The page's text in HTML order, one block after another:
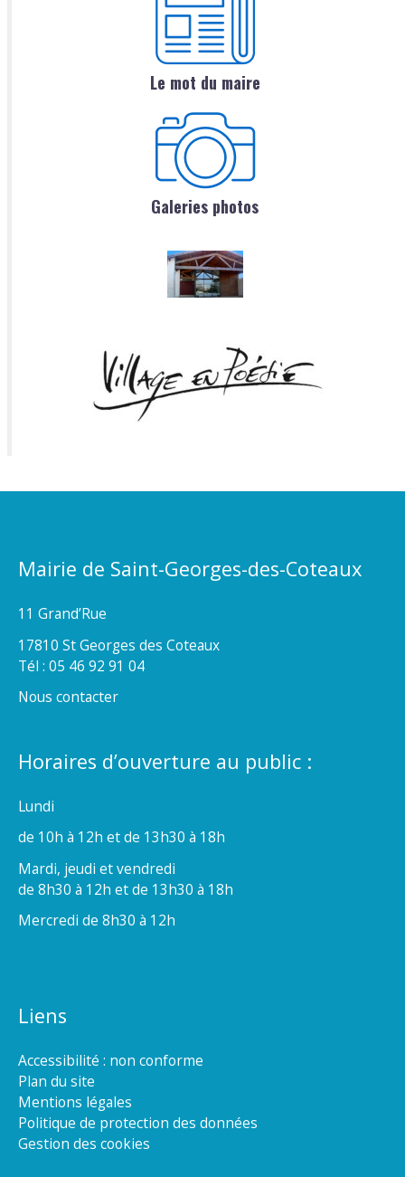
Le mot du maire
Galeries photos
Mairie de Saint-Georges-des-Coteaux
11 Grand’Rue
17810 St Georges des Coteaux
Tél : 05 46 92 91 04
Nous contacter
Horaires d’ouverture au public :
Lundi
de 10h à 12h et de 13h30 à 18h
Mardi, jeudi et vendredi
de 8h30 à 12h et de 13h30 à 18h
Mercredi de 8h30 à 12h
Liens
Accessibilité : non conforme
Plan du site
Mentions légales
Politique de protection des données
Gestion des cookies